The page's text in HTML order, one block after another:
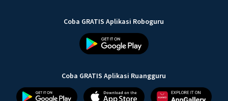
Coba GRATIS Aplikasi Roboguru
Coba GRATIS Aplikasi Ruangguru